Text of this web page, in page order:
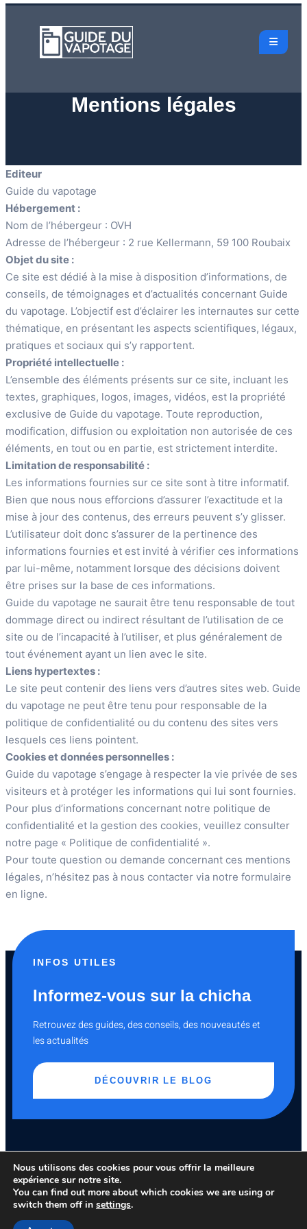
Mentions légales
Editeur
Guide du vapotage
Hébergement :
Nom de l’hébergeur : OVH
Adresse de l’hébergeur : 2 rue Kellermann, 59 100 Roubaix
Objet du site :
Ce site est dédié à la mise à disposition d’informations, de
conseils, de témoignages et d’actualités concernant Guide
du vapotage. L’objectif est d’éclairer les internautes sur cette
thématique, en présentant les aspects scientifiques, légaux,
pratiques et sociaux qui s’y rapportent.
Propriété intellectuelle :
L’ensemble des éléments présents sur ce site, incluant les
textes, graphiques, logos, images, vidéos, est la propriété
exclusive de Guide du vapotage. Toute reproduction,
modification, diffusion ou exploitation non autorisée de ces
éléments, en tout ou en partie, est strictement interdite.
Limitation de responsabilité :
Les informations fournies sur ce site sont à titre informatif.
Bien que nous nous efforcions d’assurer l’exactitude et la
mise à jour des contenus, des erreurs peuvent s’y glisser.
L’utilisateur doit donc s’assurer de la pertinence des
informations fournies et est invité à vérifier ces informations
par lui-même, notamment lorsque des décisions doivent
être prises sur la base de ces informations.
Guide du vapotage ne saurait être tenu responsable de tout
dommage direct ou indirect résultant de l’utilisation de ce
site ou de l’incapacité à l’utiliser, et plus généralement de
tout événement ayant un lien avec le site.
Liens hypertextes :
Le site peut contenir des liens vers d’autres sites web. Guide
du vapotage ne peut être tenu pour responsable de la
politique de confidentialité ou du contenu des sites vers
lesquels ces liens pointent.
Cookies et données personnelles :
Guide du vapotage s’engage à respecter la vie privée de ses
visiteurs et à protéger les informations qui lui sont fournies.
Pour plus d’informations concernant notre politique de
confidentialité et la gestion des cookies, veuillez consulter
notre page « Politique de confidentialité ».
Pour toute question ou demande concernant ces mentions
légales, n’hésitez pas à nous contacter via notre formulaire
en ligne.
INFOS UTILES
Informez-vous sur la chicha
Retrouvez des guides, des conseils, des nouveautés et
les actualités
DÉCOUVRIR LE BLOG
Nous utilisons des cookies pour vous offrir la meilleure
expérience sur notre site.
You can find out more about which cookies we are using or
switch them off in settings.